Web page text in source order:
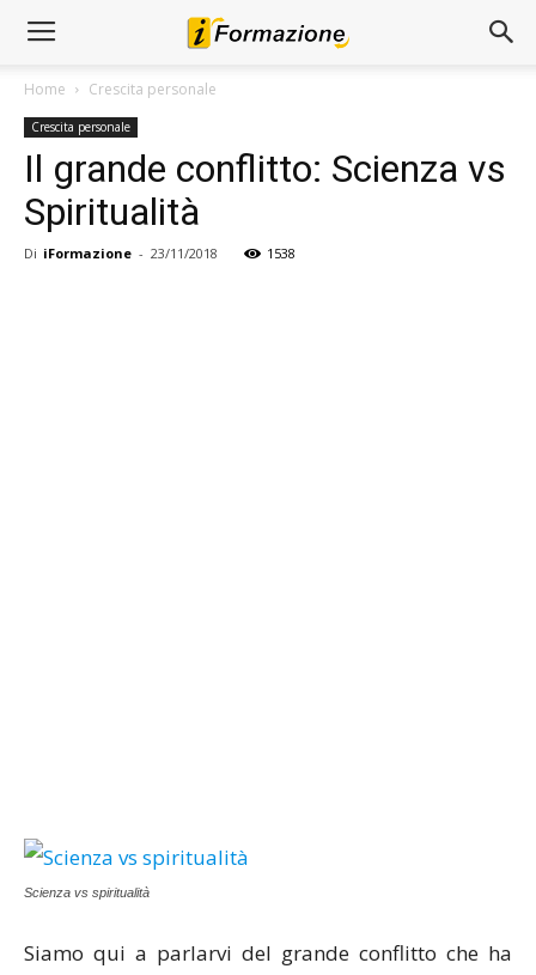
Home Crescita personale
Crescita personale
Il grande conflitto: Scienza vs
Spiritualità
Di iFormazione - 23/11/2018 1538
Scienza vs spiritualità
Siamo qui a parlarvi del grande conflitto che ha